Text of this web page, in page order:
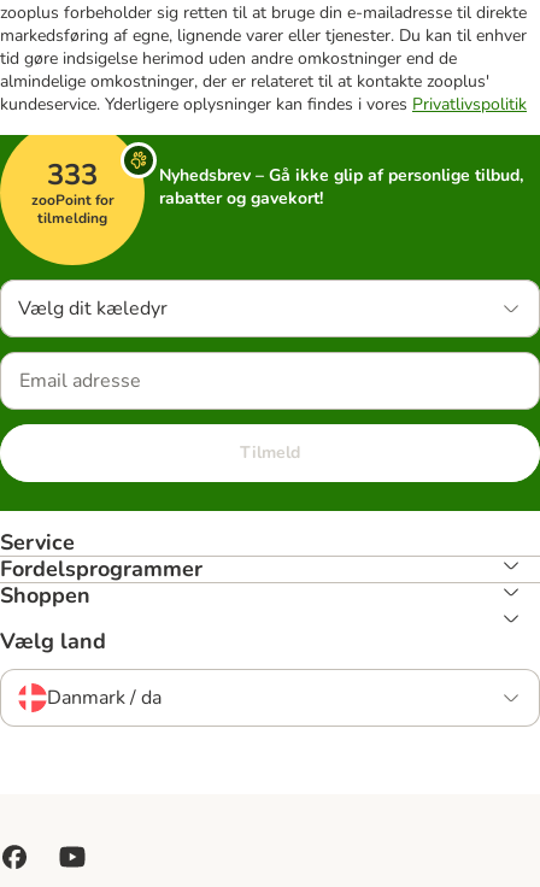
zooplus forbeholder sig retten til at bruge din e-mailadresse til direkte
markedsføring af egne, lignende varer eller tjenester. Du kan til enhver
tid gøre indsigelse herimod uden andre omkostninger end de
almindelige omkostninger, der er relateret til at kontakte zooplus'
kundeservice. Yderligere oplysninger kan findes i vores Privatlivspolitik
333
zooPoint for
tilmelding
Nyhedsbrev – Gå ikke glip af personlige tilbud,
rabatter og gavekort!
Vælg dit kæledyr
Tilmeld
Service
Fordelsprogrammer
Shoppen
Vælg land
Danmark / da